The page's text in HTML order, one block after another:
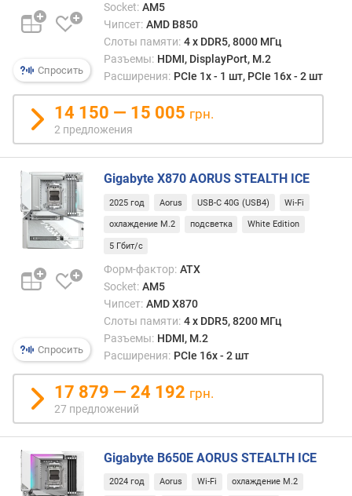
в
а
п
о
д
а
т
е
д
о
б
а
в
е
н
п
о
к
о
л
и
ч
е
с
Спросить
Socket: AM5
Чипсет: AMD B850
Слоты памяти: 4 х DDR5, 8000 МГц
Разъемы: HDMI, DisplayPort, M.2
Расширения: PCIe 1x - 1 шт, PCIe 16x - 2 шт
14 150 — 15 005 грн.
2 предложения
Спросить
Gigabyte X870 AORUS STEALTH ICE
2025 год Aorus USB-C 40G (USB4) Wi-Fi
охлаждение M.2 подсветка White Edition
5 Гбит/с
Форм-фактор: ATX
Socket: AM5
Чипсет: AMD X870
Слоты памяти: 4 х DDR5, 8200 МГц
Разъемы: HDMI, M.2
Расширения: PCIe 16x - 2 шт
17 879 — 24 192 грн.
27 предложений
Gigabyte B650E AORUS STEALTH ICE
2024 год Aorus Wi-Fi охлаждение M.2